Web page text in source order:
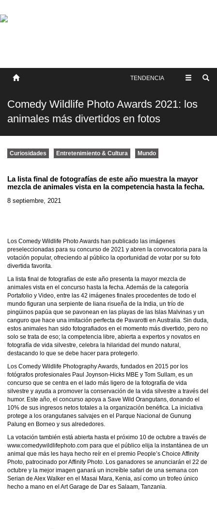
SOBRE NOSOTROS
TENDENCIA
Comedy Wildlife Photo Awards 2021: los
animales más divertidos en fotos
Curiosidades Entretenimiento & Cultura Mundo
La lista final de fotografías de este año muestra la mayor
mezcla de animales vista en la competencia hasta la fecha.
8 septiembre, 2021
Los Comedy Wildlife Photo Awards han publicado las imágenes
preseleccionadas para su concurso de 2021 y abren la convocatoria para la
votación popular, ofreciendo al público la oportunidad de votar por su foto
divertida favorita.
La lista final de fotografías de este año presenta la mayor mezcla de
animales vista en el concurso hasta la fecha. Además de la categoría
Portafolio y Video, entre las 42 imágenes finales procedentes de todo el
mundo figuran una serpiente de liana risueña de la India, un trío de
pingüinos papúa que se pavonean en las playas de las Islas Malvinas y un
canguro que hace una imitación perfecta de Pavarotti en Australia. Sin duda,
estos animales han sido fotografiados en el momento más divertido, pero no
solo se trata de eso; la competencia libre, abierta a expertos y novatos en
fotografía de vida silvestre, celebra la hilaridad del mundo natural,
destacando lo que se debe hacer para protegerlo.
Los Comedy Wildlife Photography Awards, fundados en 2015 por los
fotógrafos profesionales Paul Joynson-Hicks MBE y Tom Sullam, es un
concurso que se centra en el lado más ligero de la fotografía de vida
silvestre y ayuda a promover la conservación de la vida silvestre a través del
humor. Este año, el concurso apoya a Save Wild Orangutans, donando el
10% de sus ingresos netos totales a la organización benéfica. La iniciativa
protege a los orangutanes salvajes en el Parque Nacional de Gunung
Palung en Borneo y sus alrededores.
La votación también está abierta hasta el próximo 10 de octubre a través de
www.comedywildlifephoto.com para que el público elija la instantánea de un
animal que más les haya hecho reír en el premio People’s Choice Affinity
Photo, patrocinado por Affinity Photo. Los ganadores se anunciarán el 22 de
octubre y la mejor imagen ganará un increíble safari de una semana con
Serian de Alex Walker en el Masai Mara, Kenia, así como un trofeo único
hecho a mano en el Art Garage de Dar es Salaam, Tanzania.